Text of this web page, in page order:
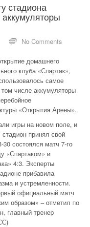
стадиона
No Comments
домашнего
клуба «Спартак»,
самое
числе аккумуляторы
«Открытия Арены».
игры на новом поле, и
принял свой
состоялся матч 7-го
«Спартаком» и
4:3. Эксперты
прибавила
и устремленности.
официальный матч
образом» – отметил по
главный тренер